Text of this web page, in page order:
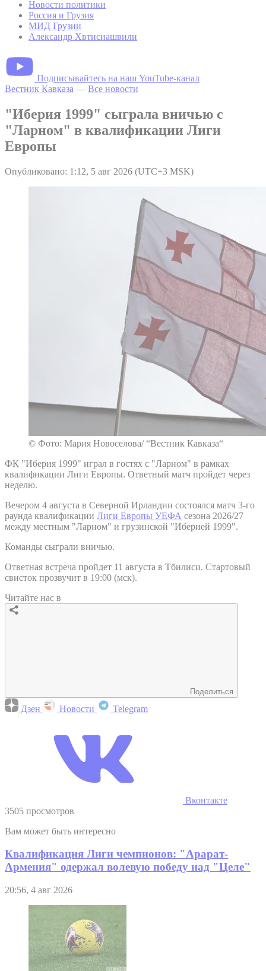
Новости политики
Россия и Грузия
МИД Грузии
Александр Хвтисиашвили
Подписывайтесь на наш YouTube-канал
Вестник Кавказа — Все новости
"Иберия 1999" сыграла вничью с
"Ларном" в квалификации Лиги
Европы
Опубликовано: 1:12, 5 авг 2026 (UTC+3 MSK)
© Фото: Мария Новоселова/ “Вестник Кавказа“
ФК "Иберия 1999" играл в гостях с "Ларном" в рамках
квалификации Лиги Европы. Ответный матч пройдет через
неделю.
Вечером 4 августа в Северной Ирландии состоялся матч 3-го
раунда квалификации Лиги Европы УЕФА сезона 2026/27
между местным "Ларном" и грузинской "Иберией 1999".
Команды сыграли вничью.
Ответная встреча пройдет 11 августа в Тбилиси. Стартовый
свисток прозвучит в 19:00 (мск).
Читайте нас в
Поделиться
Дзен Новости Telegram
Вконтакте
3505 просмотров
Вам может быть интересно
Квалификация Лиги чемпионов: "Арарат-
Армения" одержал волевую победу над "Целе"
20:56, 4 авг 2026